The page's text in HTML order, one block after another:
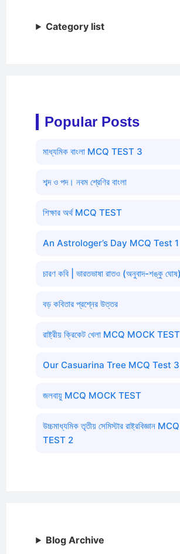
Category list
Popular Posts
মাধ্যমিক বাংলা MCQ TEST 3
শব্দ ও পদ। নবম শ্রেণির বাংলা
শিক্ষার অর্থ MCQ TEST
An Astrologer’s Day MCQ Test 1
চারণ কবি | ভারতভাষা রাতও (অনুবাদ-শঙ্কু ঘোষ)
বড় কবিতার প্রশ্নের উত্তর
রাষ্ট্রীয় ক্রিকেট খেলা MCQ MOCK TEST
Our Casuarina Tree MCQ Test 3
জলবায়ু MCQ MOCK TEST
উচ্চমাধ্যমিক তৃতীয় সেমিস্টার রাষ্ট্রবিজ্ঞান
TEST 2
Blog Archive